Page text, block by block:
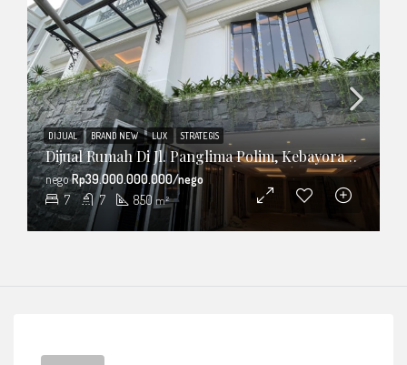
Dijual Rumah Di Jl. Panglima Polim, Kebayoran Baru, Jakarta Selatan
7 7 850 m²
negoRp39.000.000.000/nego
DIJUAL BRAND NEW LUX STRATEGIS